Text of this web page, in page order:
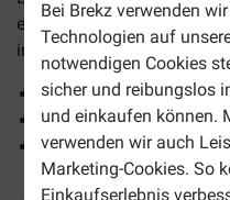
Bei Brekz verwenden
Technologien auf
notwendigen Cookies
sicher und reibungslos
und einkaufen können.
verwenden wir auch
Marketing-Cookies. So
Einkaufserlebnis
eine Hunderampe,
in das Aut ein- und
Für Hunde mit
Ausziehbar bis 180 cm.
Mit Anti-Rutsch-